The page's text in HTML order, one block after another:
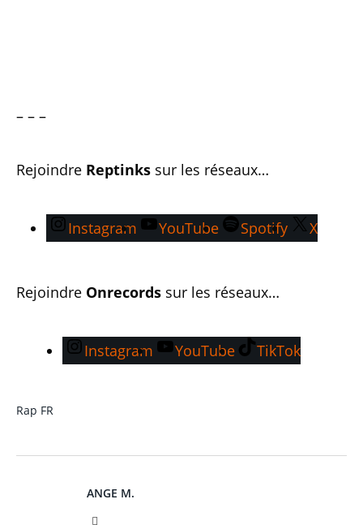
– – –
Rejoindre Reptinks sur les réseaux…
Instagram YouTube Spotify X
Rejoindre Onrecords sur les réseaux…
Instagram YouTube TikTok
Rap FR
ANGE M.